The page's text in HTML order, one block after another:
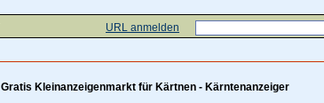
URL anmelden
Gratis Kleinanzeigenmarkt für Kärtnen - Kärntenanzeiger